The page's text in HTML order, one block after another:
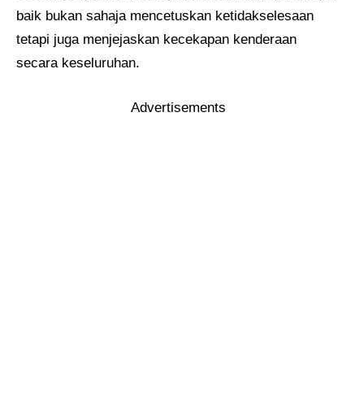
baik bukan sahaja mencetuskan ketidakselesaan
tetapi juga menjejaskan kecekapan kenderaan
secara keseluruhan.
Advertisements